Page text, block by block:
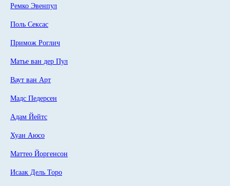
Ремко Эвенпул
Поль Сексас
Примож Роглич
Матье ван дер Пул
Ваут ван Арт
Мадс Педерсен
Адам Йейтс
Хуан Аюсо
Маттео Йоргенсон
Исаак Дель Торо